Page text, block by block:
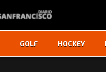
GOLF HOCKEY